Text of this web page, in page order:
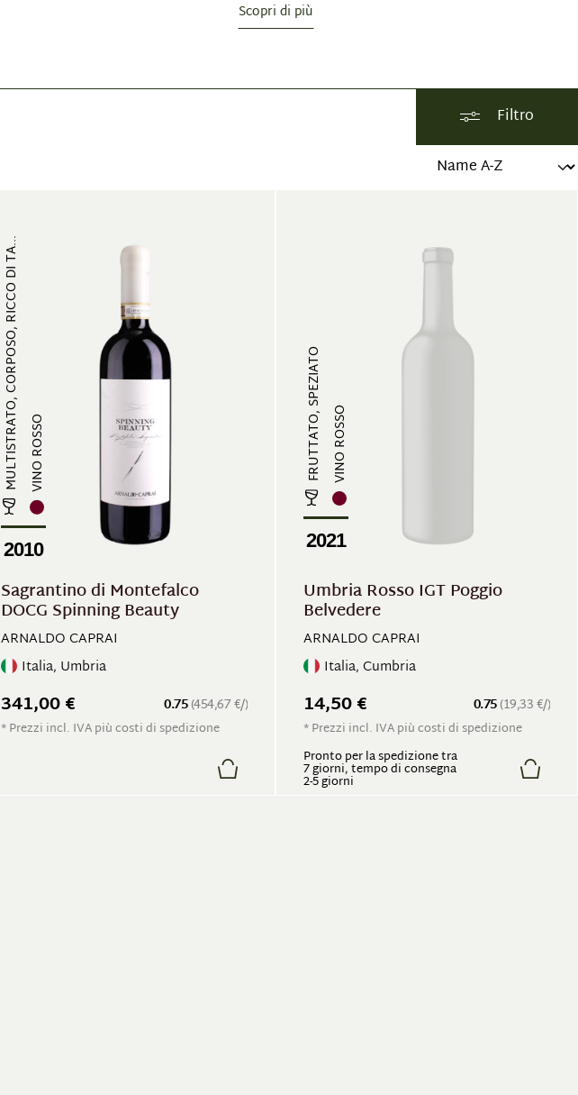
Scopri di più
Filtro
MULTISTRATO, CORPOSO, RICCO DI TA...VINO ROSSO
2010
Sagrantino di Montefalco
DOCG Spinning Beauty
ARNALDO CAPRAI
Italia, Umbria
0.75(454,67 €/)
341,00 €
* Prezzi incl. IVA più costi di spedizione
FRUTTATO, SPEZIATOVINO ROSSO
2021
Umbria Rosso IGT Poggio
Belvedere
ARNALDO CAPRAI
Italia, Cumbria
0.75(19,33 €/)
14,50 €
* Prezzi incl. IVA più costi di spedizione
Pronto per la spedizione tra
7 giorni, tempo di consegna
2-5 giorni